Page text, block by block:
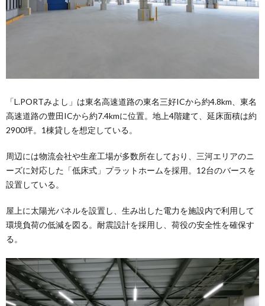
「L.PORTみよし」は東名高速道路の東名三好ICから約4.8km、東名
高速道路の豊田ICから約7.4kmに位置。地上4階建て、延床面積は約
2900坪。1棟貸しを想定している。
周辺には物流会社や生産工場が多数所在しており、三河エリアのニ
ーズに対応した「低床式」プラットホームを採用。12台のバースを
設置している。
屋上に太陽光パネルを設置し、生み出した電力を施設内で利用して
環境負荷の低減を図る。耐震設計を採用し、荷役の安全性を確保す
る。